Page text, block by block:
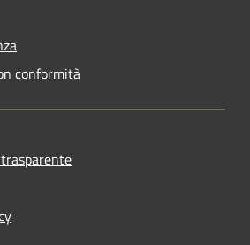
conformità